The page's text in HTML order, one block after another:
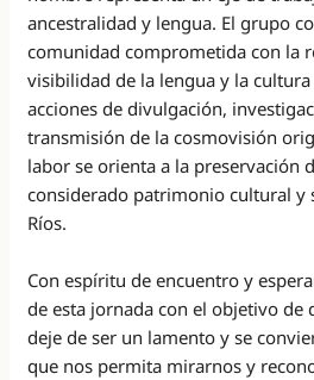
ancestralidad y lengua. El grupo
comunidad comprometida con la
visibilidad de la lengua y la cultura
acciones de divulgación,
transmisión de la cosmovisión
labor se orienta a la preservación
considerado patrimonio cultural y
Ríos.
Con espíritu de encuentro y
de esta jornada con el objetivo de
deje de ser un lamento y se
que nos permita mirarnos y